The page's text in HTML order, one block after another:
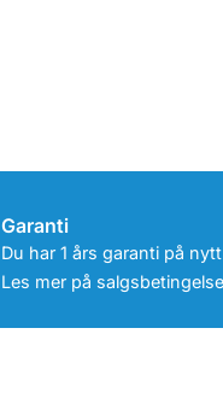
Garanti
Du har 1 års garanti på
Les mer på